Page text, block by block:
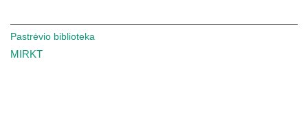
Pastrėvio biblioteka
MIRKT